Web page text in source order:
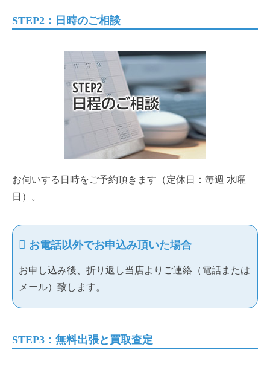
STEP2：日時のご相談
お伺いする日時をご予約頂きます（定休日：毎週 水曜
日）。
お電話以外でお申込み頂いた場合
お申し込み後、折り返し当店よりご連絡（電話または
メール）致します。
STEP3：無料出張と買取査定